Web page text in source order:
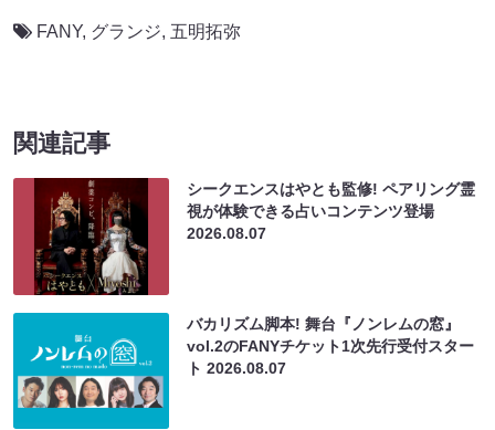
FANY, グランジ, 五明拓弥
関連記事
シークエンスはやとも監修! ペアリング霊
視が体験できる占いコンテンツ登場
2026.08.07
バカリズム脚本! 舞台『ノンレムの窓』
vol.2のFANYチケット1次先行受付スター
ト2026.08.07